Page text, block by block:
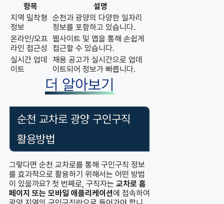
항목
설명
지역 밀착형
정보
순천과 광양의 다양한 일자리
정보를 포함하고 있습니다.
온라인/오프
라인 접근성
웹사이트 및 앱을 통해 손쉽게
접근할 수 있습니다.
실시간 업데
이트
채용 공고가 실시간으로 업데
이트되어 정보가 빠릅니다.
더 알아보기
순천 교차로 광양 구인구직
활용방법
그렇다면 순천 교차로를 통해 구인구직 정보
를 효과적으로 활용하기 위해서는 어떤 방법
이 있을까요? 첫 번째로, 구직자는 교차로 홈
페이지 또는 모바일 애플리케이션에 접속하여